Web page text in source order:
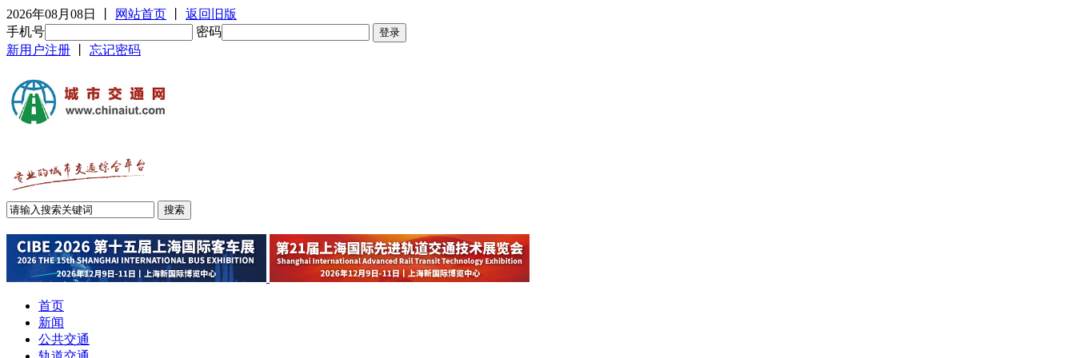
2026年08月08日 网站首页
返回旧版
手机号
密码
新用户注册
忘记密码
首页
新闻
公共交通